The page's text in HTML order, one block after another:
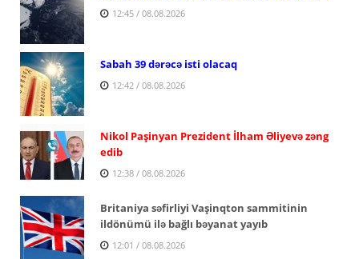
12:45 / 08.08.2026
Sabah 39 dərəcə isti olacaq
12:42 / 08.08.2026
Nikol Paşinyan Prezident İlham Əliyevə zəng
edib
12:38 / 08.08.2026
Britaniya səfirliyi Vaşinqton sammitinin
ildönümü ilə bağlı bəyanat yayıb
12:01 / 08.08.2026